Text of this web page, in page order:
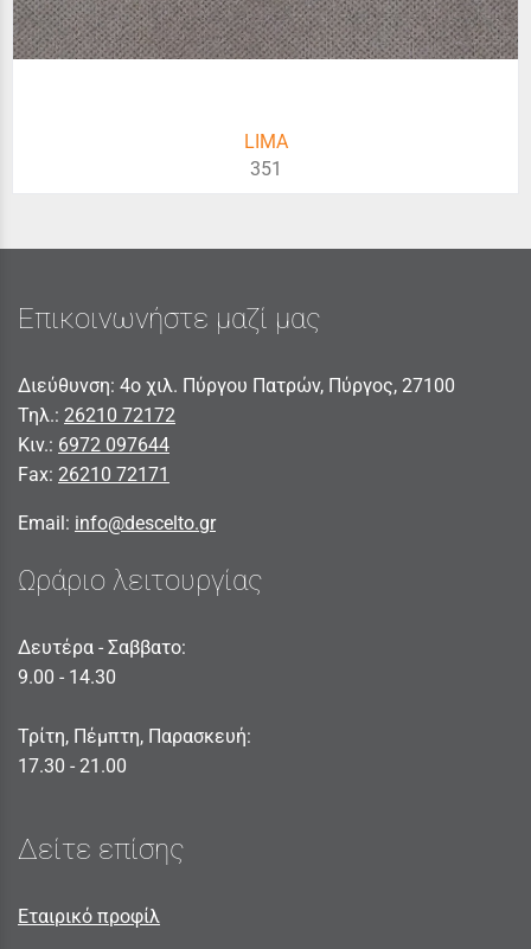
LIMA
351
Επικοινωνήστε μαζί μας
Διεύθυνση: 4ο χιλ. Πύργου Πατρών, Πύργος, 27100
Τηλ.: 26210 72172
Κιν.: 6972 097644
Fax: 26210 72171
Email: info@descelto.gr
Ωράριο λειτουργίας
Δευτέρα - Σαββατο:
9.00 - 14.30
Τρίτη, Πέμπτη, Παρασκευή:
17.30 - 21.00
Δείτε επίσης
Εταιρικό προφίλ